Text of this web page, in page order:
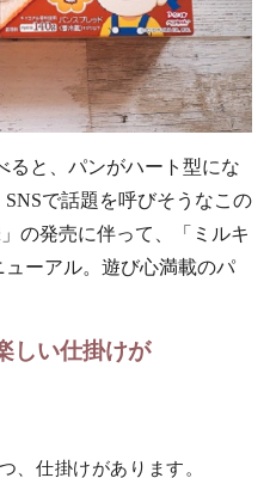
ると、パンがハート型にな
で話題を呼びそうなこの
の発売に伴って、「ミルキ
ーアル。遊び心満載のパ
しい仕掛けが
、仕掛けがあります。